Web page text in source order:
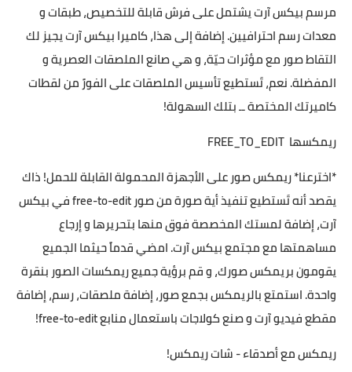
مرسم بيكس آرت يشتمل على فرش قابلة للتخصيص، طبقات و
معدات رسم احترافيين. إضافة إلى هذا، كاميرا بيكس آرت يجيز لك
التقاط صور مع مؤثرات حيّة، و هي صانع الملصقات العصرية و
المفضلة. نعم، تَستطيع تأسيس الملصقات على الفورً من لقطات
كاميرتك المختصة ــ بتلك السهولة!
ريمكسها FREE_TO_EDIT
*اخترعنا* ريمكس صور على الأجهزة المحمولة القابلة للحمل! ذاك
يقصد أنه تَستطيع تنفيذ أية صورة من صور free-to-edit في بيكس
آرت، إضافة لمستك المخصصة فوق منها بتحريرها و إرجاع
مساهمتها مع مجتمع بيكس آرت. امضي قدماً حيثما الجميع
يقومون بريمكس صورك، و قم برؤية جميع ريمكسات الصور بنقرة
واحدة. استمتع بالريمكس بجمع صور، إضافة ملصقات، رسم، إضافة
مقطع فيديو آرت و صنع كولاجات باستعمال منابع free-to-edit!
ريمكس مع أصدقاء - شات ريمكس!